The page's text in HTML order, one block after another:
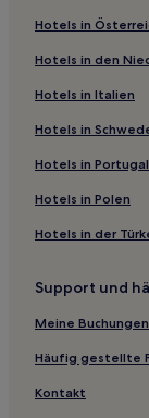
Wujiang: Hotels
Hotels nahe
Hotels nahe
Hotels in
Hotels in den
Hotels in Italien
Hotels in
Hotels in Portugal
Hotels in Polen
Hotels in der
Support und
Meine Buchungen
Häufig gestellte
Kontakt